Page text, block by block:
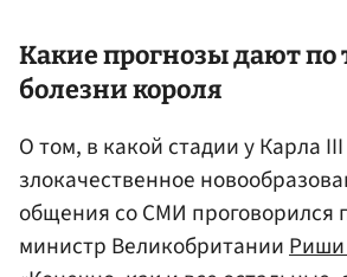
Какие прогнозы дают по
болезни короля
О том, в какой стадии у Карла
злокачественное
общения со СМИ проговорился
министр ВеликобританииРиши